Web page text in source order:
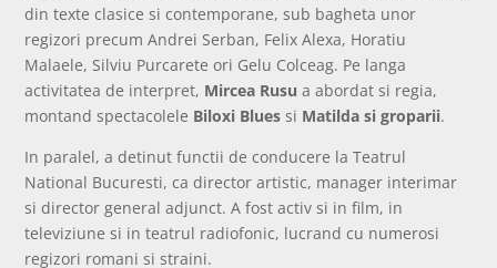
din texte clasice si contemporane, sub bagheta unor
regizori precum Andrei Serban, Felix Alexa, Horatiu
Malaele, Silviu Purcarete ori Gelu Colceag. Pe langa
activitatea de interpret, Mircea Rusu a abordat si regia,
montand spectacolele Biloxi Blues si Matilda si groparii.
In paralel, a detinut functii de conducere la Teatrul
National Bucuresti, ca director artistic, manager interimar
si director general adjunct. A fost activ si in film, in
televiziune si in teatrul radiofonic, lucrand cu numerosi
regizori romani si straini.